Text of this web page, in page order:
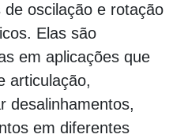
oscilação e rotação
Elas são
em aplicações que
articulação,
desalinhamentos,
em diferentes